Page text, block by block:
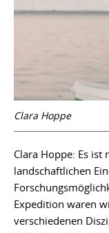
Clara Hoppe
Clara Hoppe: Es
landschaftlichen
Expedition waren
verschiedenen